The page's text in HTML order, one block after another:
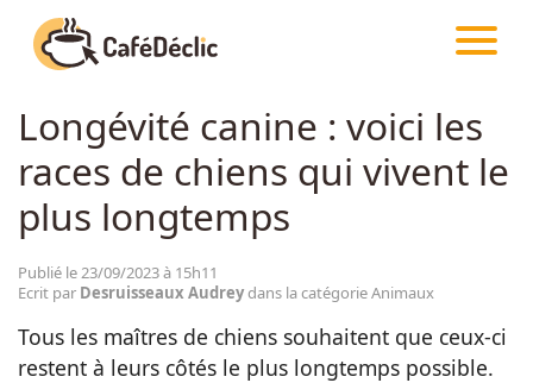
Créativité
Divertissement
CAFÉDÉCLIC ARTICLES ANIMAUX
Longévité canine : voici les
races de chiens qui vivent le
plus longtemps
Publié le 23/09/2023 à 15h11
Ecrit par Desruisseaux Audreydans la catégorie Animaux
Tous les maîtres de chiens souhaitent que ceux-ci
restent à leurs côtés le plus longtemps possible.